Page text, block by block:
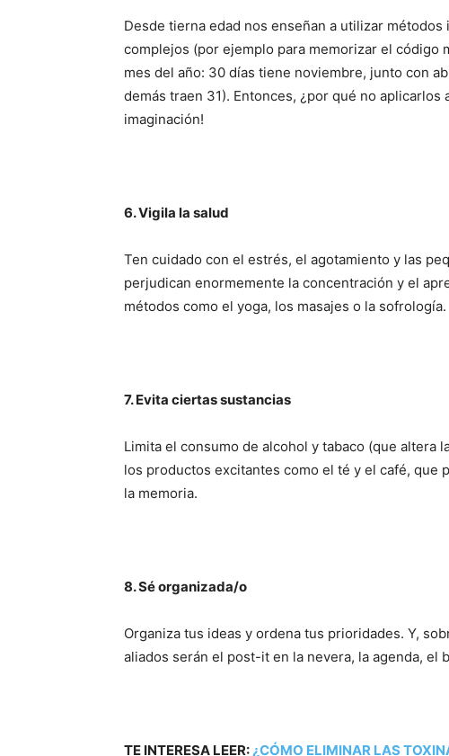
Desde tierna edad nos enseñan a utilizar
complejos (por ejemplo para memorizar el código
mes del año: 30 días tiene noviembre, junto con
demás traen 31). Entonces, ¿por qué no aplicarlos
imaginación!
6. Vigila la salud
Ten cuidado con el estrés, el agotamiento y las
perjudican enormemente la concentración y el
métodos como el yoga, los masajes o la sofrología.
7. Evita ciertas sustancias
Limita el consumo de alcohol y tabaco (que
los productos excitantes como el té y el café, que
la memoria.
8. Sé organizada/o
Organiza tus ideas y ordena tus prioridades. Y,
aliados serán el post-it en la nevera, la agenda, el
TE INTERESA LEER:¿CÓMO ELIMINAR LAS